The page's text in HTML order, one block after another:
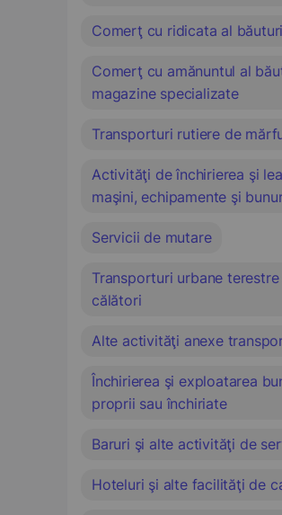
Comerţ cu ridicata al
Comerţ cu amănuntul al
magazine specializate
Transporturi rutiere de
Activităţi de închirierea şi
maşini, echipamente şi
Servicii de mutare
Transporturi urbane
călători
Alte activităţi anexe
Închirierea şi exploatarea
proprii sau închiriate
Baruri şi alte activităţi de
Hoteluri şi alte facilităţi de